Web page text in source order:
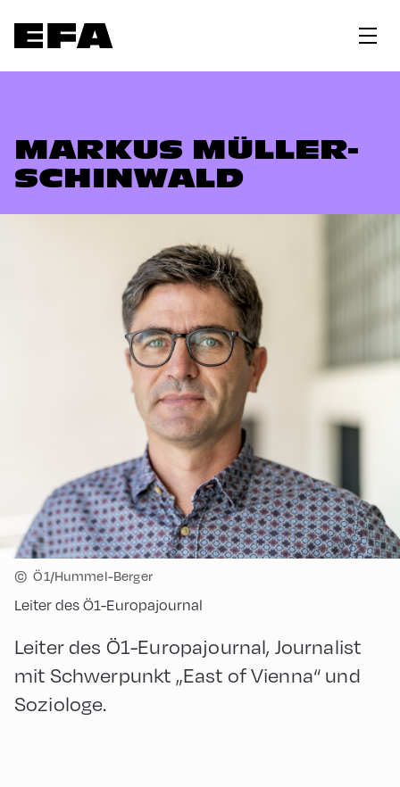
MARKUS MÜLLER-
SCHINWALD
© Ö1/Hummel-Berger
Leiter des Ö1-Europajournal
Leiter des Ö1-Europajournal, Journalist
mit Schwerpunkt „East of Vienna“ und
Soziologe.